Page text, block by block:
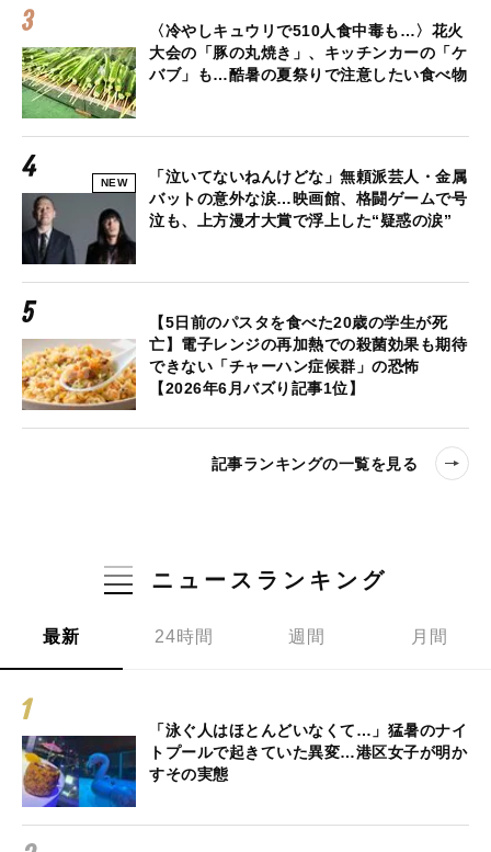
〈冷やしキュウリで510人食中毒も…〉花火
大会の「豚の丸焼き」、キッチンカーの「ケ
バブ」も…酷暑の夏祭りで注意したい食べ物
NEW
「泣いてないねんけどな」無頼派芸人・金属
バットの意外な涙…映画館、格闘ゲームで号
泣も、上方漫才大賞で浮上した“疑惑の涙”
【5日前のパスタを食べた20歳の学生が死
亡】電子レンジの再加熱での殺菌効果も期待
できない「チャーハン症候群」の恐怖
【2026年6月バズり記事1位】
記事ランキングの一覧を見る
ニュースランキング
最新 24時間 週間 月間
「泳ぐ人はほとんどいなくて…」猛暑のナイ
トプールで起きていた異変…港区女子が明か
すその実態